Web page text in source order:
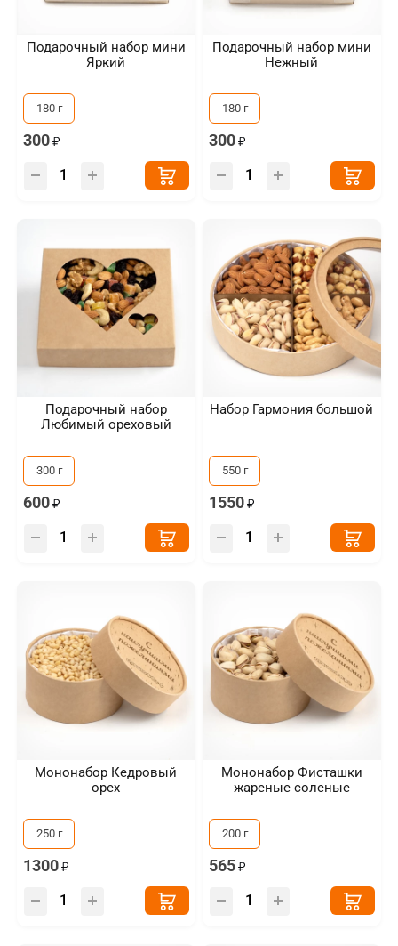
Подарочный набор мини
Яркий
180 г
300
Подарочный набор мини
Нежный
180 г
300
Подарочный набор
Любимый ореховый
300 г
600
Набор Гармония большой
550 г
1550
Мононабор Кедровый
орех
250 г
1300
Мононабор Фисташки
жареные соленые
200 г
565